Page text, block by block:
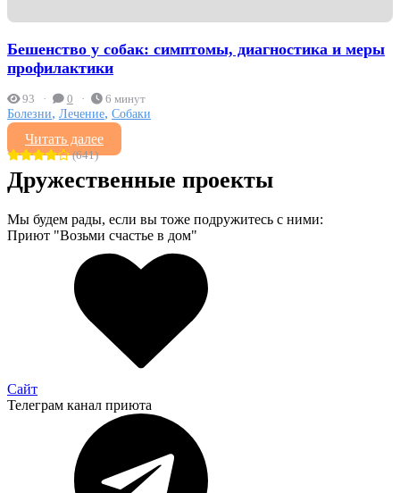
Бешенство у собак: симптомы, диагностика и меры
профилактики
93 0 6 минут
Болезни, Лечение, Собаки
Читать далее
(641)
Дружественные проекты
Мы будем рады, если вы тоже подружитесь с ними:
Приют "Возьми счастье в дом"
Сайт
Телеграм канал приюта